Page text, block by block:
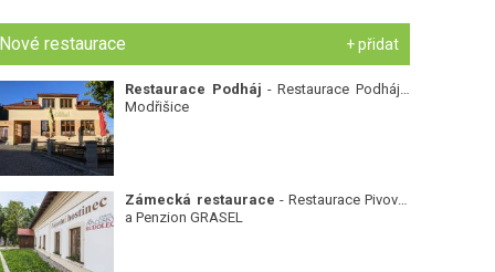
restaurace + přidat
Restaurace Podháj - Restaurace Podháj -
Modřišice
Zámecká restaurace - Restaurace Pivovar
a Penzion GRASEL